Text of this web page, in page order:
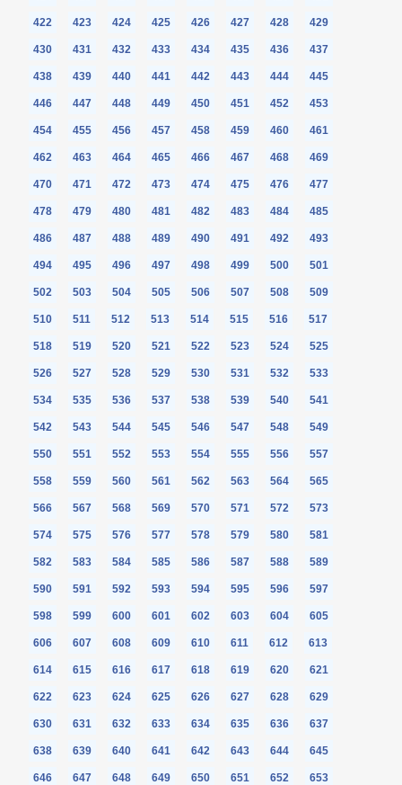
422 423 424 425 426 427 428 429
430 431 432 433 434 435 436 437
438 439 440 441 442 443 444 445
446 447 448 449 450 451 452 453
454 455 456 457 458 459 460 461
462 463 464 465 466 467 468 469
470 471 472 473 474 475 476 477
478 479 480 481 482 483 484 485
486 487 488 489 490 491 492 493
494 495 496 497 498 499 500 501
502 503 504 505 506 507 508 509
510 511 512 513 514 515 516 517
518 519 520 521 522 523 524 525
526 527 528 529 530 531 532 533
534 535 536 537 538 539 540 541
542 543 544 545 546 547 548 549
550 551 552 553 554 555 556 557
558 559 560 561 562 563 564 565
566 567 568 569 570 571 572 573
574 575 576 577 578 579 580 581
582 583 584 585 586 587 588 589
590 591 592 593 594 595 596 597
598 599 600 601 602 603 604 605
606 607 608 609 610 611 612 613
614 615 616 617 618 619 620 621
622 623 624 625 626 627 628 629
630 631 632 633 634 635 636 637
638 639 640 641 642 643 644 645
646 647 648 649 650 651 652 653